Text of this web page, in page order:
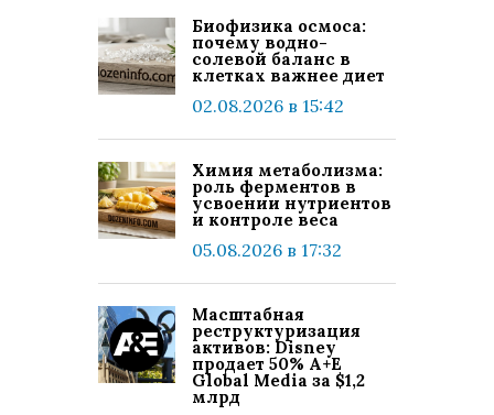
Биофизика осмоса:
почему водно-
солевой баланс в
клетках важнее диет
02.08.2026 в 15:42
Химия метаболизма:
роль ферментов в
усвоении нутриентов
и контроле веса
05.08.2026 в 17:32
Масштабная
реструктуризация
активов: Disney
продает 50% A+E
Global Media за $1,2
млрд